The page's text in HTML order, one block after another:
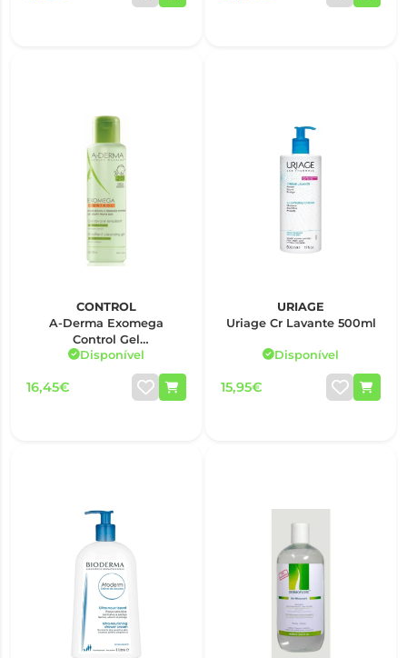
CONTROL
A-Derma Exomega
Control Gel
Corp/Cab500ml
Disponível
16,45€
URIAGE
Uriage Cr Lavante 500ml
Disponível
15,95€